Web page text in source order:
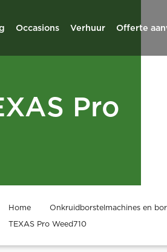
Occasions Verhuur Offerte
Pro
Home Onkruidborstelmachines en
TEXAS Pro Weed710